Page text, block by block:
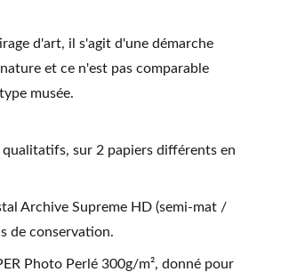
d'art, il s'agit d'une démarche
et ce n'est pas comparable
musée.
sur 2 papiers différents en
Archive Supreme HD (semi-mat /
de conservation.
Photo Perlé 300g/m², donné pour